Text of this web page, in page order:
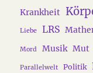
Krankheit
Liebe LRS
Mord Musik Mut
Parallelwelt Politik